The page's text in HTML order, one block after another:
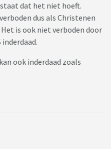
dat het niet hoeft.
dus als Christenen
is ook niet verboden door
ook inderdaad zoals